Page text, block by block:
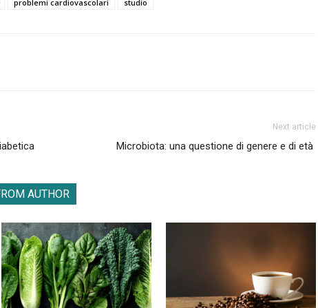
problemi cardiovascolari studio
Next article
Microbiota: una questione di genere e di età
AUTHOR